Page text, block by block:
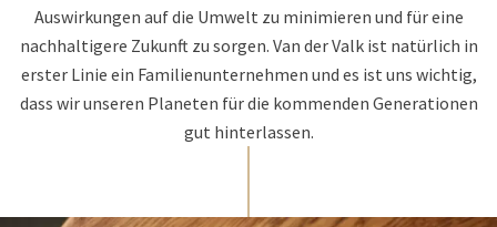
Auswirkungen auf die Umwelt zu minimieren und für eine
nachhaltigere Zukunft zu sorgen. Van der Valk ist natürlich in
erster Linie ein Familienunternehmen und es ist uns wichtig,
dass wir unseren Planeten für die kommenden Generationen
gut hinterlassen.